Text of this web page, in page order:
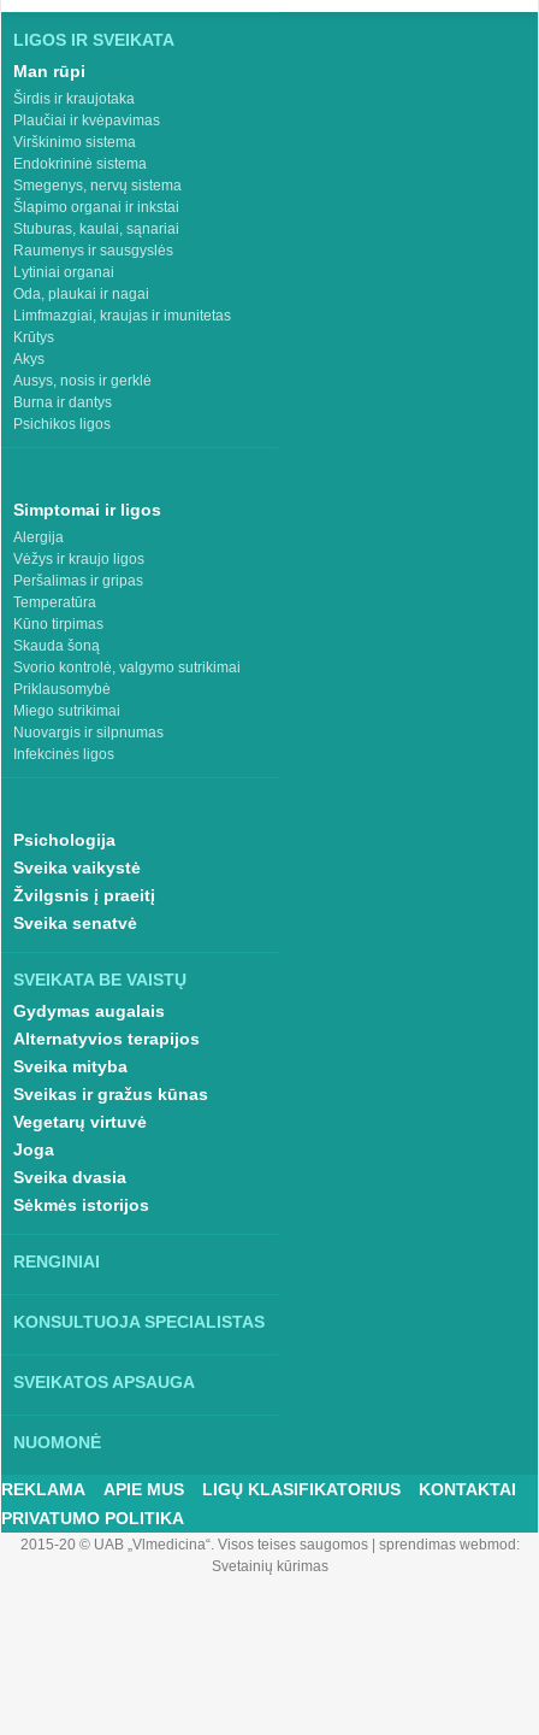
LIGOS IR SVEIKATA
Man rūpi
Širdis ir kraujotaka
Plaučiai ir kvėpavimas
Virškinimo sistema
Endokrininė sistema
Smegenys, nervų sistema
Šlapimo organai ir inkstai
Stuburas, kaulai, sąnariai
Raumenys ir sausgyslės
Lytiniai organai
Oda, plaukai ir nagai
Limfmazgiai, kraujas ir imunitetas
Krūtys
Akys
Ausys, nosis ir gerklė
Burna ir dantys
Psichikos ligos
Simptomai ir ligos
Alergija
Vėžys ir kraujo ligos
Peršalimas ir gripas
Temperatūra
Kūno tirpimas
Skauda šoną
Svorio kontrolė, valgymo sutrikimai
Priklausomybė
Miego sutrikimai
Nuovargis ir silpnumas
Infekcinės ligos
Psichologija
Sveika vaikystė
Žvilgsnis į praeitį
Sveika senatvė
SVEIKATA BE VAISTŲ
Gydymas augalais
Alternatyvios terapijos
Sveika mityba
Sveikas ir gražus kūnas
Vegetarų virtuvė
Joga
Sveika dvasia
Sėkmės istorijos
RENGINIAI
KONSULTUOJA SPECIALISTAS
SVEIKATOS APSAUGA
NUOMONĖ
REKLAMA APIE MUS LIGŲ KLASIFIKATORIUS
KONTAKTAI
PRIVATUMO POLITIKA
2015-20 © UAB „Vlmedicina“. Visos teises saugomos| sprendimas webmod:
Svetainių kūrimas